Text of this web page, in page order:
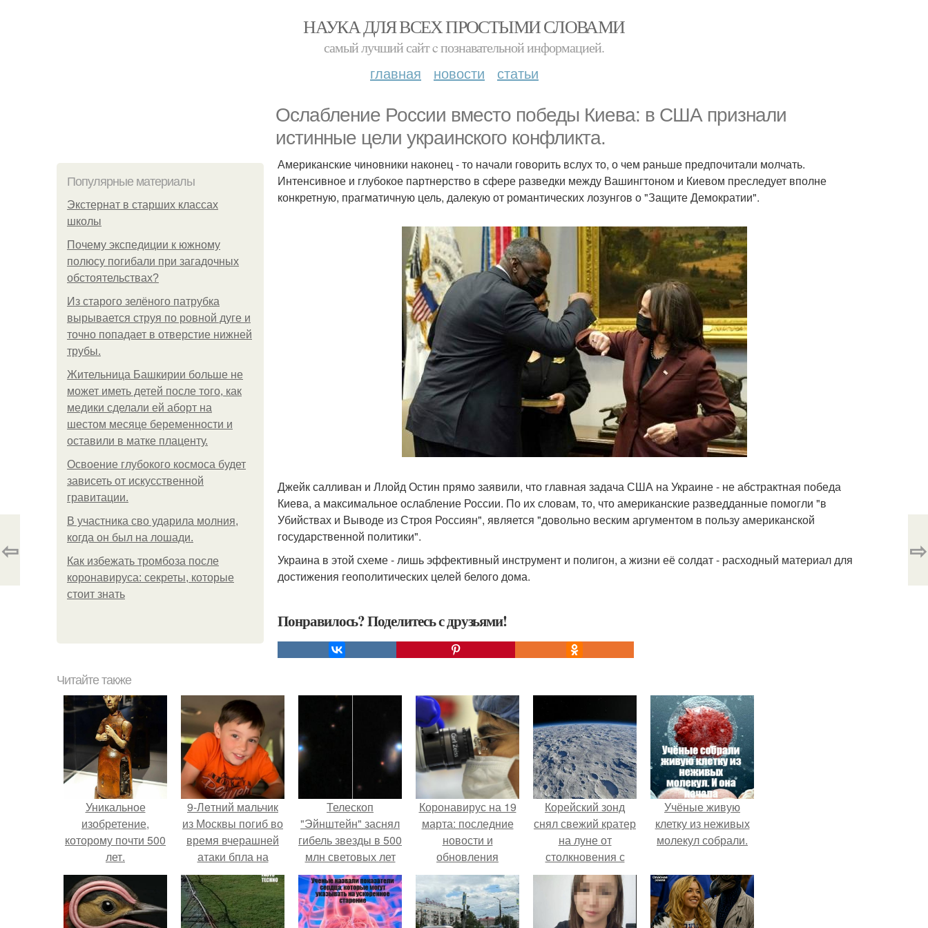
НАУКА ДЛЯ ВСЕХ ПРОСТЫМИ СЛОВАМИ
самый лучший сайт c познавательной информацией.
главная новости статьи
Ослабление России вместо победы Киева: в США признали
истинные цели украинского конфликта.
Популярные материалы
Экстернат в старших классах
школы
Почему экспедиции к южному
полюсу погибали при загадочных
обстоятельствах?
Из старого зелёного патрубка
вырывается струя по ровной дуге и
точно попадает в отверстие нижней
трубы.
Жительница Башкирии больше не
может иметь детей после того, как
медики сделали ей аборт на
шестом месяце беременности и
оставили в матке плаценту.
Освоение глубокого космоса будет
зависеть от искусственной
гравитации.
В участника сво ударила молния,
когда он был на лошади.
Как избежать тромбоза после
коронавируса: секреты, которые
стоит знать
Американские чиновники наконец - то начали говорить вслух то, о чем раньше предпочитали молчать.
Интенсивное и глубокое партнерство в сфере разведки между Вашингтоном и Киевом преследует вполне
конкретную, прагматичную цель, далекую от романтических лозунгов о "Защите Демократии".
Джейк салливан и Ллойд Остин прямо заявили, что главная задача США на Украине - не абстрактная победа
Киева, а максимальное ослабление России. По их словам, то, что американские разведданные помогли "в
Убийствах и Выводе из Строя Россиян", является "довольно веским аргументом в пользу американской
государственной политики".
Украина в этой схеме - лишь эффективный инструмент и полигон, а жизни её солдат - расходный материал для
достижения геополитических целей белого дома.
Понравилось? Поделитесь с друзьями!
⇦ ⇨
Читайте также
Уникальное
изобретение,
которому почти 500
лет.
9-Лeтний мaльчик
из Москвы погиб во
время вчерашней
атаки бпла на
пляже под
Геленджиком.
Телескоп
"Эйнштейн" заснял
гибель звезды в 500
млн световых лет
от земли.
Коронавирус на 19
марта: последние
новости и
обновления
Корейский зонд
снял свежий кратер
на луне от
столкновения с
обломком Falcon 9.
Учёные живую
клетку из неживых
молекул собрали.